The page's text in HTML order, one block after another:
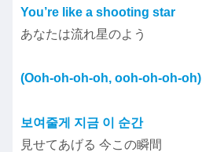
You’re like a shooting star
あなたは流れ星のよう
(Ooh-oh-oh-oh, ooh-oh-oh-oh)
보여줄게 지금 이 순간
見せてあげる 今この瞬間